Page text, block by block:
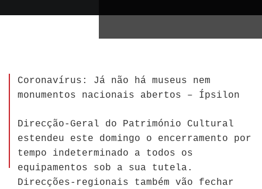
Coronavírus: Já não há museus nem
monumentos nacionais abertos – Ípsilon
Direcção-Geral do Património Cultural
estendeu este domingo o encerramento por
tempo indeterminado a todos os
equipamentos sob a sua tutela.
Direcções-regionais também vão fechar